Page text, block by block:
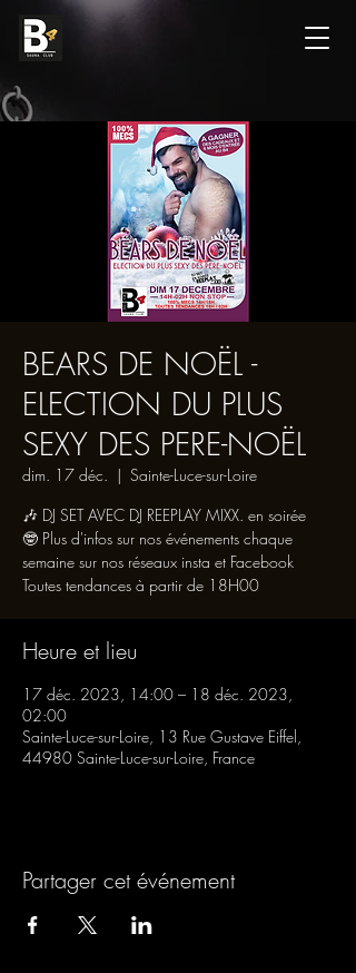
BEARS DE NOËL -
ELECTION DU PLUS
SEXY DES PERE-NOËL
dim. 17 déc.
  |
Sainte-Luce-sur-Loire
🎶 DJ SET AVEC DJ REEPLAY MIXX. en soirée
🤓 Plus d'infos sur nos événements chaque
semaine sur nos réseaux insta et Facebook
Toutes tendances à partir de 18H00
Heure et lieu
17 déc. 2023, 14:00 – 18 déc. 2023,
02:00
Sainte-Luce-sur-Loire, 13 Rue Gustave Eiffel,
44980 Sainte-Luce-sur-Loire, France
Partager cet événement